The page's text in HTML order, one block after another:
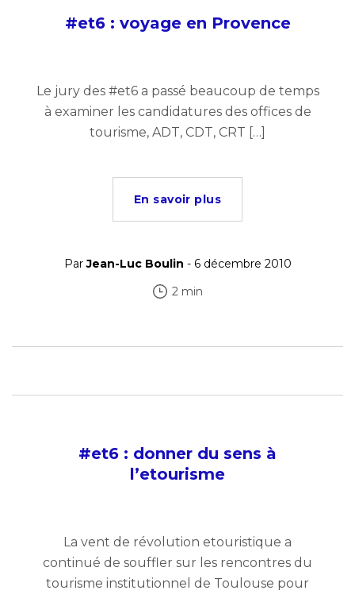
#et6 : voyage en Provence
Le jury des #et6 a passé beaucoup de temps
à examiner les candidatures des offices de
tourisme, ADT, CDT, CRT […]
En savoir plus
ParJean-Luc Boulin - 6 décembre 2010
2 min
#et6 : donner du sens à
l’etourisme
La vent de révolution etouristique a
continué de souffler sur les rencontres du
tourisme institutionnel de Toulouse pour